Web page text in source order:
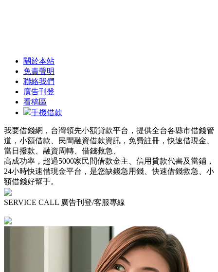
關於本站
免責聲明
聯絡我們
廣告刊登
看稿區
手機借款
我要借錢網，台灣領先小額貸款平台，提供全台各縣市借錢管
道，小額借款、民間融資借款資訊，免費註冊，快速借現金、
當日撥款、融資周轉、借錢救急、
高成功率，超過5000家民間借款金主、信用貸款代書及當鋪，
24小時快速借現金平台，是您缺錢急用錢、快速借錢救急、小
額借錢好幫手。
SERVICE CALL 廣告刊登/客服專線